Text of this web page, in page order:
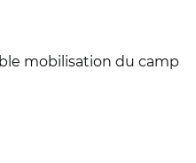
mobilisation du camp